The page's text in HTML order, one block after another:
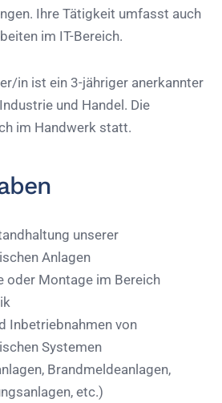
Ihre Tätigkeit umfasst auch
im IT-Bereich.
in ist ein 3-jähriger anerkannter
und Handel. Die
im Handwerk statt.
unserer
Anlagen
oder Montage im Bereich
Inbetriebnahmen von
Systemen
Brandmeldeanlagen,
etc.)